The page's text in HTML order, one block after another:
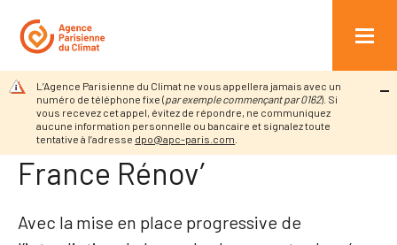
au contenu
L’Agence Parisienne du Climat ne vous appellera jamais avec un
numéro de téléphone fixe (par exemple commençant par 0162). Si
vous recevez cet appel, évitez de répondre, ne communiquez
aucune information personnelle ou bancaire et signalez toute
tentative à l’adresse dpo@apc-paris.com
Retour à l’accueil
énergétique de mon habitat
Débuter mon projet et connaître…
Débuter mon projet et
connaître les aides avec
France Rénov’
Avec la mise en place progressive de